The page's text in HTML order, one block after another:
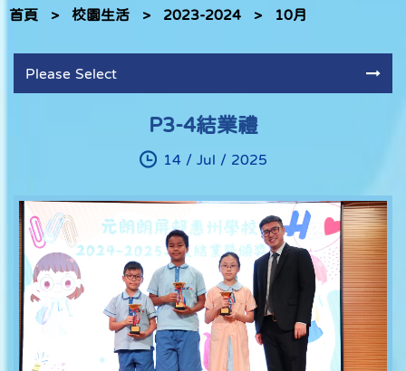
首頁 > 校園生活 > 2023-2024 > 10月
Please Select
P3-4結業禮
14 / Jul / 2025